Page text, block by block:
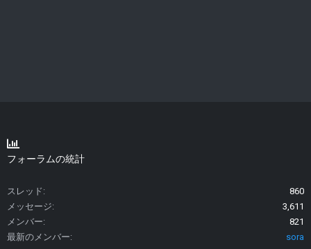
フォーラムの統計
スレッド
860
メッセージ
3,611
メンバー
821
最新のメンバー
sora